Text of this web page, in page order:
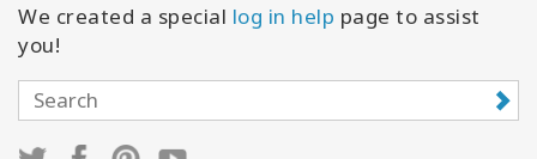
We created a special log in help page to assist
you!